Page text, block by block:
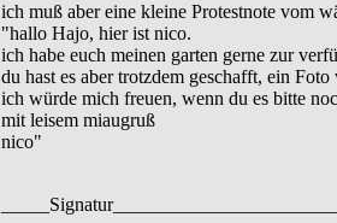
ich muß aber eine kleine Protestnote vom
"hallo Hajo, hier ist nico.
ich habe euch meinen garten gerne zur
du hast es aber trotzdem geschafft, ein
ich würde mich freuen, wenn du es bitte
mit leisem miaugruß
nico"